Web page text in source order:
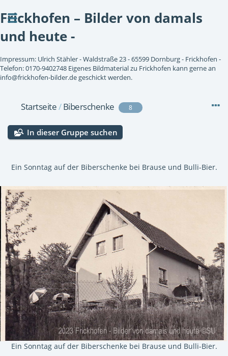
Frickhofen – Bilder von damals
und heute -
Impressum: Ulrich Stähler - Waldstraße 23 - 65599 Dornburg - Frickhofen -
Telefon: 0170-9402748 Eigenes Bildmaterial zu Frickhofen kann gerne an
info@frickhofen-bilder.de geschickt werden.
Startseite/Biberschenke 8
In dieser Gruppe suchen
Ein Sonntag auf der Biberschenke bei Brause und Bulli-Bier.
Ein Sonntag auf der Biberschenke bei Brause und Bulli-Bier.